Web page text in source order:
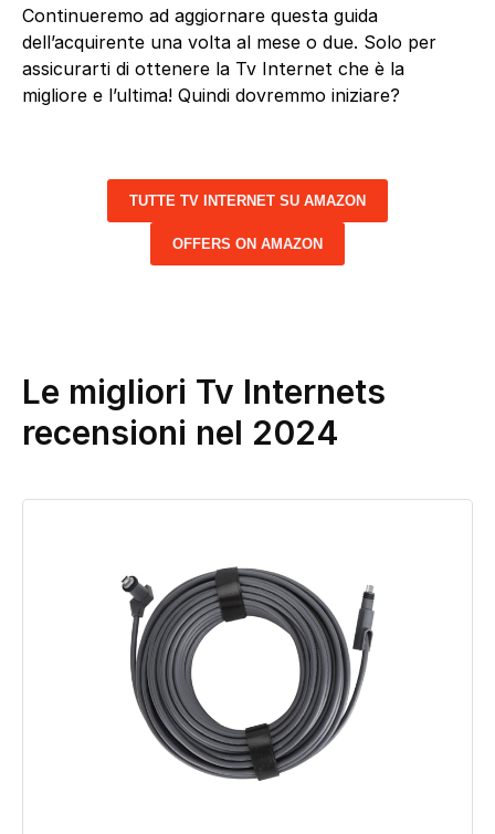
Continueremo ad aggiornare questa guida
dell’acquirente una volta al mese o due. Solo per
assicurarti di ottenere la Tv Internet che è la
migliore e l’ultima! Quindi dovremmo iniziare?
TUTTE TV INTERNET SU AMAZON
OFFERS ON AMAZON
Le migliori Tv Internets
recensioni nel 2024